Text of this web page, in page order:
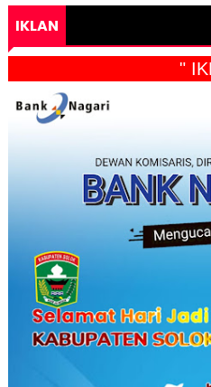
IKLAN